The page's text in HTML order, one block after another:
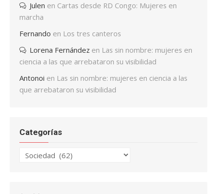
Julen en Cartas desde RD Congo: Mujeres en
marcha
Fernando en Los tres canteros
Lorena Fernández en Las sin nombre: mujeres en
ciencia a las que arrebataron su visibilidad
Antonoi en Las sin nombre: mujeres en ciencia a las
que arrebataron su visibilidad
Categorías
Categorías